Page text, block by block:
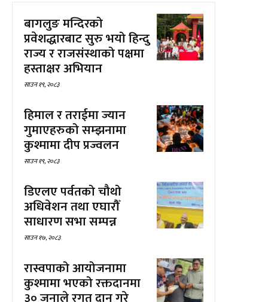
बागलुङ मन्दिरको
प्रवेशद्धारबाट सुरु भयो हिन्दु
राज्य र राजसंस्थाको पक्षमा
हस्ताक्षर अभियान
साउन १९, २०८३
हिमाल र तराईमा ज्यान
गुमाएहरुको सम्झनामा
कुश्मामा दीप प्रज्वलन
साउन १९, २०८३
डिएलए पर्वतको चौथो
अधिवेशन तथा एघारौँ
साधारण सभा सम्पन्न
साउन १७, २०८३
रास्वपाको आयोजनामा
कुश्मामा भएको रक्तदानमा